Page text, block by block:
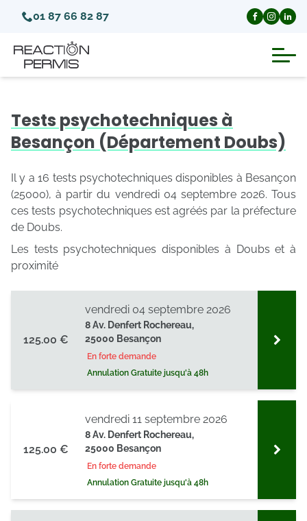
01 87 66 82 87
Invalidation du permis de conduire
Annulation du permis de conduire
Médecins agréés pour le permis
Visite médicale test psychotechnique
Tests psychotechniques à
Besançon (Département Doubs)
Il y a 16 tests psychotechniques disponibles à Besançon
(25000), à partir du vendredi 04 septembre 2026. Tous
ces tests psychotechniques est agréés par la préfecture
de Doubs.
Les tests psychotechniques disponibles à Doubs et à
proximité
125.00 €
8 Av. Denfert Rochereau,
25000 Besançon
En forte demande
Annulation Gratuite jusqu'à 48h
vendredi 04 septembre 2026
125.00 €
8 Av. Denfert Rochereau,
25000 Besançon
En forte demande
Annulation Gratuite jusqu'à 48h
vendredi 11 septembre 2026